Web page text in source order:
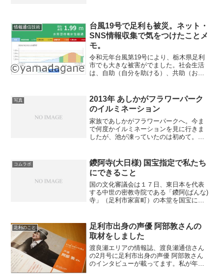
ていて中継が大...
情報通信技術
台風19号で足利も被災。ネット・
SNS情報収集で気をつけたことメ
モ。
令和元年台風第19号により、栃木県足利
市でも大きな被害がでました。社会生活
は、自助（自分を助ける）、共助（お互
ど生活で支障が発生した場合、普段なら
公助にも支援を求めるこ...
写真
2013年 あしかがフラワーパーク
のイルミネーション
家族であしかがフラワーパークへ。今ま
で何度かイルミネーションを見に行きま
したが、池が凍っていたのは初めて。水
コムラボ
鑁阿寺(大日様) 国宝指定で私たち
にできること
国の文化審議会は１７日、東日本を代表
する中世の密教寺院である「鑁阿(ばんな)
寺」（足利市家富町）の本堂を国宝に指
５６年ぶり、建造物としては６１年ぶり
で、県内で１７件目と...
足利のこと
足利市出身の声優 阿部敦さんの
取材をしました
渡良瀬エリアの情報誌、渡良瀬通信さん
の2月号に足利市出身の声優 阿部敦さん
のインタビューが載ってます。私が年末